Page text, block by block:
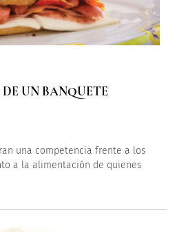
UN BANQUETE
una competencia frente a los
a la alimentación de quienes